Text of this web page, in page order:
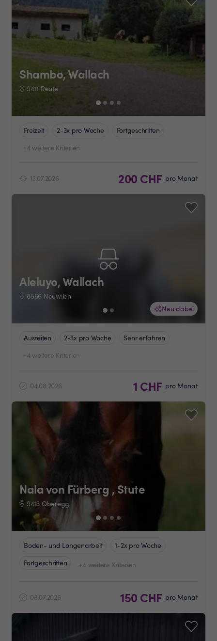
Shambo, Wallach
9411 Reute
Freizeit 2-3x pro Woche
Fortgeschritten
+4 weitere Kriterien
13.07.2026 200 CHF pro Monat
Neu dabei
Aleluyo, Wallach
8566 Neuwilen
Ausreiten 2-3x pro Woche
Sehr erfahren
+4 weitere Kriterien
04.08.2026 1 CHF pro Monat
Nala von Fürberg , Stute
9413 Oberegg
Boden- und Longenarbeit
1-2x pro Woche
Fortgeschritten
+4 weitere Kriterien
08.07.2026 150 CHF pro Monat